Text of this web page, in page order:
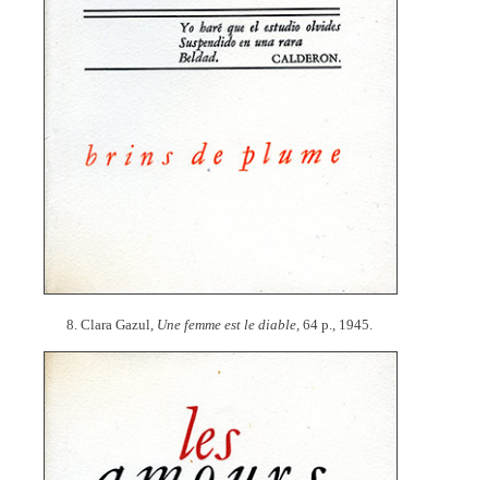
8. Clara Gazul, Une femme est le diable, 64 p., 1945.